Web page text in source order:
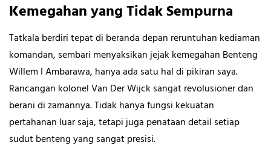
Kemegahan yang Tidak Sempurna
Tatkala berdiri tepat di beranda depan reruntuhan kediaman
komandan, sembari menyaksikan jejak kemegahan Benteng
Willem I Ambarawa, hanya ada satu hal di pikiran saya.
Rancangan kolonel Van Der Wijck sangat revolusioner dan
berani di zamannya. Tidak hanya fungsi kekuatan
pertahanan luar saja, tetapi juga penataan detail setiap
sudut benteng yang sangat presisi.